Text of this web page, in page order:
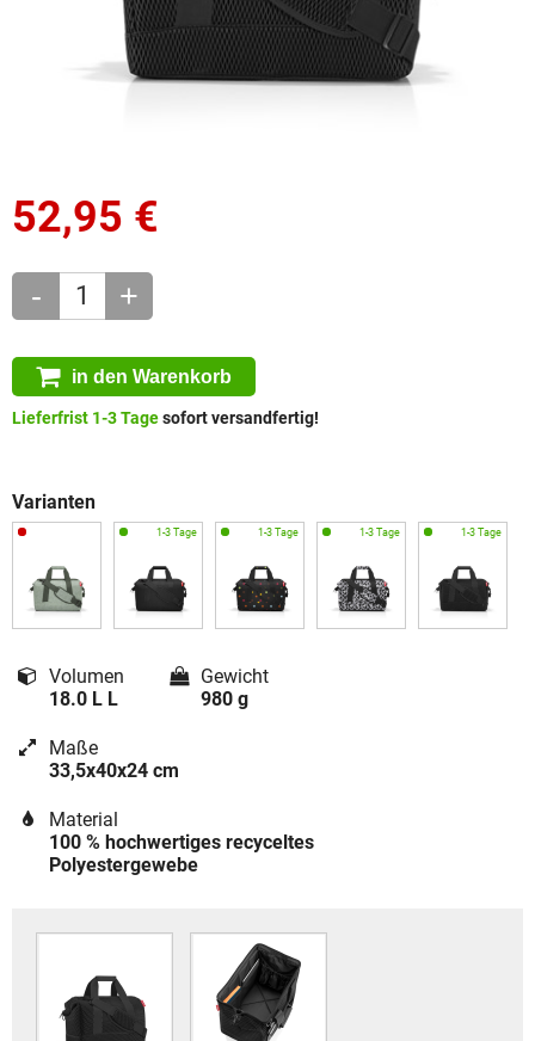
52,95 €
- +
in den Warenkorb
Lieferfrist 1-3 Tagesofort versandfertig!
Varianten
Volumen
18.0 L L
Gewicht
980 g
Maße
33,5x40x24 cm
Material
100 % hochwertiges recyceltes
Polyestergewebe